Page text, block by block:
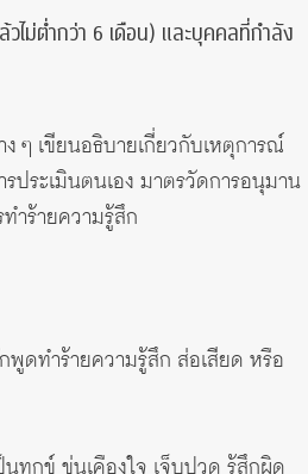
ไม่ต่ำกว่า 6 เดือน) และบุคคลที่กำลัง
ๆ เขียนอธิบายเกี่ยวกับเหตุการณ์
ระเมินตนเอง มาตรวัดการอนุมาน
ำร้ายความรู้สึก
พูดทำร้ายความรู้สึก ส่อเสียด หรือ